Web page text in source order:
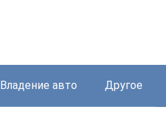
Владение авто Другое